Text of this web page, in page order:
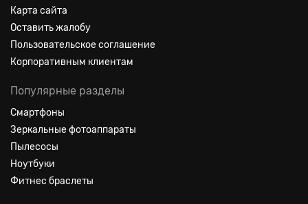
Карта сайта
Оставить жалобу
Пользовательское соглашение
Корпоративным клиентам
Популярные разделы
Смартфоны
Зеркальные фотоаппараты
Пылесосы
Ноутбуки
Фитнес браслеты